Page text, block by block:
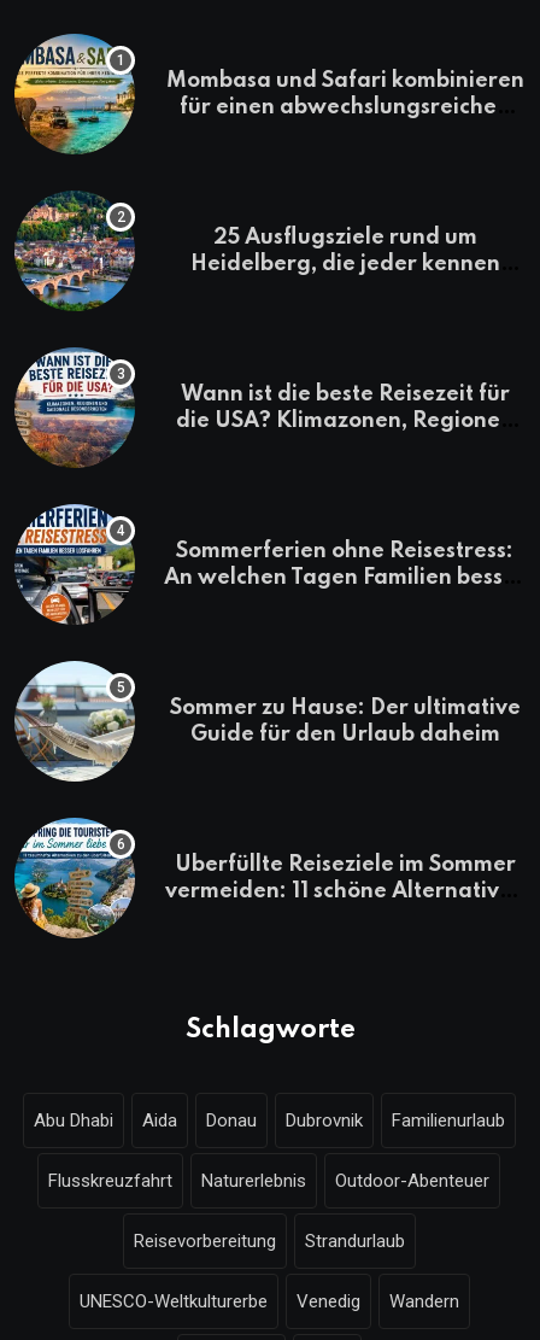
Mombasa und Safari kombinieren
für einen abwechslungsreichen
25 Ausflugsziele rund um
Heidelberg, die jeder kennen
Wann ist die beste Reisezeit für
die USA? Klimazonen, Regionen
Sommerferien ohne Reisestress:
An welchen Tagen Familien besser
Sommer zu Hause: Der ultimative
Guide für den Urlaub daheim
Überfüllte Reiseziele im Sommer
vermeiden: 11 schöne Alternativen
Schlagworte
Abu Dhabi Aida Donau Dubrovnik Familienurlaub
Flusskreuzfahrt Naturerlebnis Outdoor-Abenteuer
Reisevorbereitung Strandurlaub
UNESCO-Weltkulturerbe Venedig Wandern